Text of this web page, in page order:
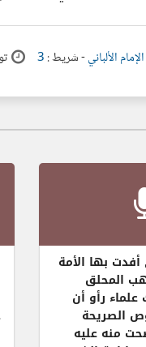
الألباني- شريط :3
بها الأمة
المحلق
رأو أن
الصريحة
منه عليه